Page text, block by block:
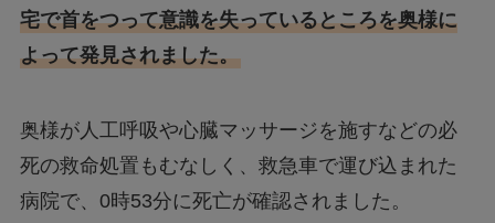
宅で首をつって意識を失っているところを奥様に
よって発見されました。
奥様が人工呼吸や心臓マッサージを施すなどの必
死の救命処置もむなしく、救急車で運び込まれた
病院で、0時53分に死亡が確認されました。